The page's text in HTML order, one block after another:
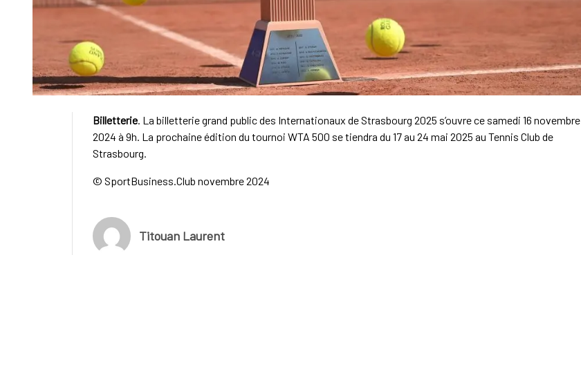
Billetterie. La billetterie grand public des Internationaux de Strasbourg 2025 s’ouvre ce samedi 16 novembre
2024 à 9h. La prochaine édition du tournoi WTA 500 se tiendra du 17 au 24 mai 2025 au Tennis Club de
Strasbourg.
© SportBusiness.Club novembre 2024
Titouan Laurent